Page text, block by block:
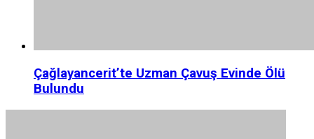
Çağlayancerit’te Uzman Çavuş Evinde Ölü
Bulundu